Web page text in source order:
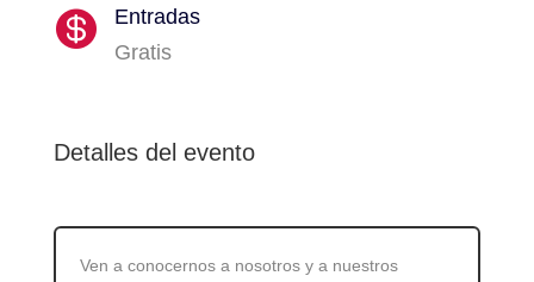

Entradas
Gratis
Detalles del evento
Ven a conocernos a nosotros y a nuestros